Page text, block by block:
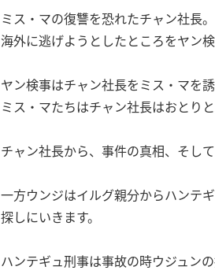
ミス・マの復讐を恐れたチャン社長。
海外に逃げようとしたところをヤン検
ヤン検事はチャン社長をミス・マを
ミス・マたちはチャン社長はおとり
チャン社長から、事件の真相、そし
一方ウンジはイルグ親分からハンテ
探しにいきます。
ハンテギュ刑事は事故の時ウジュン